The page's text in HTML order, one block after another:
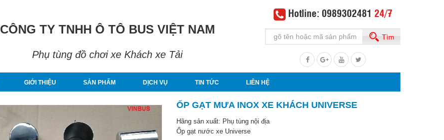
CÔNG TY TNHH Ô TÔ BUS VIỆT NAM
Phụ tùng đồ chơi xe Khách xe Tải
Hotline: 0989302481 24/7
Tìm
GIỚI THIỆU SẢN PHẨM DỊCH VỤ TIN TỨC LIÊN HỆ
ỐP GẠT MƯA INOX XE KHÁCH UNIVERSE
Hãng sản xuất: Phụ tùng nội địa
Ốp gạt nước xe Universe